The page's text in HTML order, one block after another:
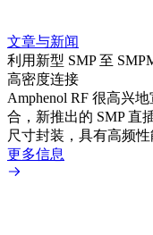
文章与新闻
利用新型 SMP 至
高密度连接
Amphenol RF 很高兴
合，新推出的 SMP 直
尺寸封装，具有高频性
更多信息